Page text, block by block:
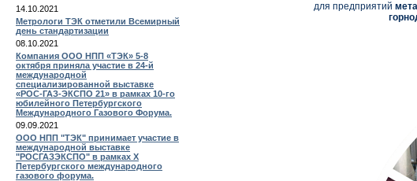
14.10.2021
Метрологи ТЭК отметили Всемирный
день стандартизации
08.10.2021
Компания ООО НПП «ТЭК» 5-8
октября приняла участие в 24-й
международной
специализированной выставке
«РОС-ГАЗ-ЭКСПО 21» в рамках 10-го
юбилейного Петербургского
Международного Газового Форума.
09.09.2021
ООО НПП "ТЭК" принимает участие в
международной выставке
"РОСГАЗЭКСПО" в рамках X
Петербургского международного
газового форума.
для предприятий